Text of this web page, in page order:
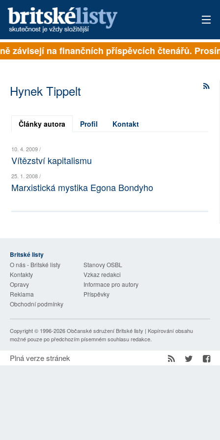
PŘIHLÁSIT
ARCHIV
ROZHOVORY
NEJČTENĚJŠÍ ZA 7 DNÍ
AUTOŘI
RUBRIKY
PLNÁ VERZE STRÁNEK
závisejí na finančních příspěvcích čtenářů.
Hynek Tippelt
Články autora Profil Kontakt
10. 4. 2009 /
Vítězství kapitalismu
25. 1. 2008 /
Marxistická mystika Egona Bondyho
Britské listy
O nás - Britské listy
Stanovy OSBL
Kontakty
Vzkaz redakci
Opravy
Informace pro autory
Reklama
Příspěvky
Obchodní podmínky
Copyright © 1996-2026Občanské sdružení Britské listy | Kopírování obsahu
možné pouze po předchozím písemném souhlasu redakce.
Plná verze stránek